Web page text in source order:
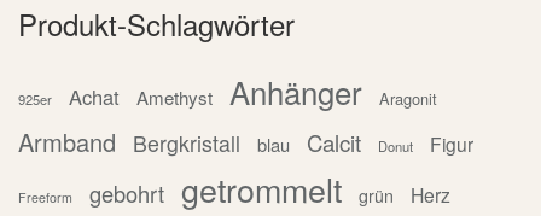
Produkt-Schlagwörter
925er Achat Amethyst Anhänger Aragonit
Armband Bergkristall blau Calcit Donut Figur
Freeform gebohrt getrommelt grün Herz